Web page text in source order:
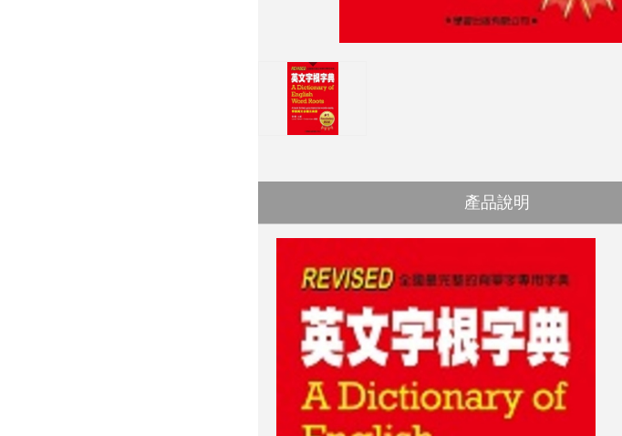
產品說明